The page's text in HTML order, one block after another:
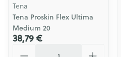
Tena
Tena Proskin Flex Ultima
Medium 20
38,79 €